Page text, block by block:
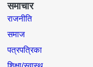
समाचार
राजनीति
समाज​
पत्रपत्रिका